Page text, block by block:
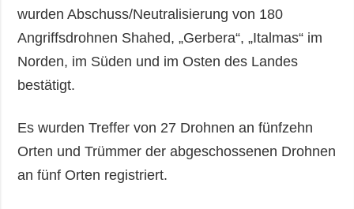
wurden Abschuss/Neutralisierung von 180
Angriffsdrohnen Shahed, „Gerbera“, „Italmas“ im
Norden, im Süden und im Osten des Landes
bestätigt.
Es wurden Treffer von 27 Drohnen an fünfzehn
Orten und Trümmer der abgeschossenen Drohnen
an fünf Orten registriert.